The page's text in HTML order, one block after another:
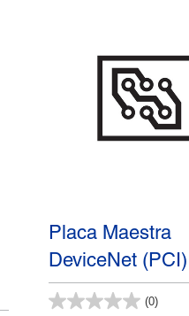
Placa Maestra
DeviceNet (PCI)
(0)